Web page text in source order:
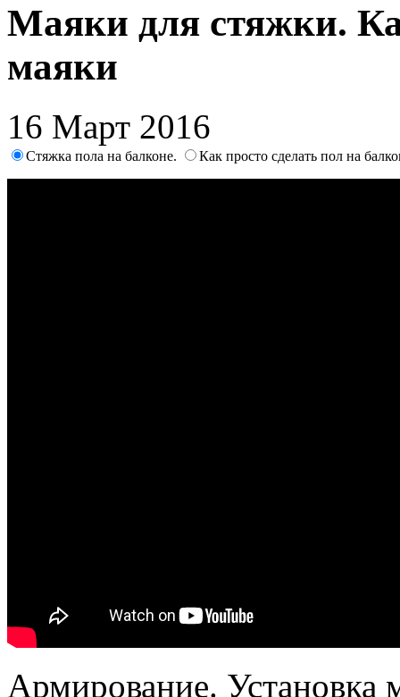
Маяки для стяжки.
маяки
16 Март 2016
Стяжка пола на балконе. Как просто сделать пол на
Армирование. Установка